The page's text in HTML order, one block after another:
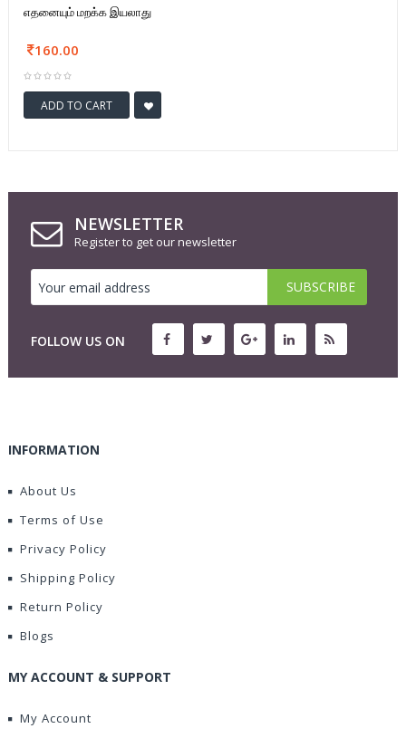
எதனையும் மறக்க இயலாது
160.00
ADD TO CART
NEWSLETTER
Register to get our newsletter
FOLLOW US ON
INFORMATION
About Us
Terms of Use
Privacy Policy
Shipping Policy
Return Policy
Blogs
MY ACCOUNT & SUPPORT
My Account